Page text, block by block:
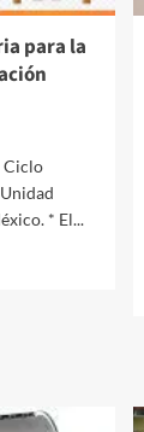
para la
Ciclo
* El...